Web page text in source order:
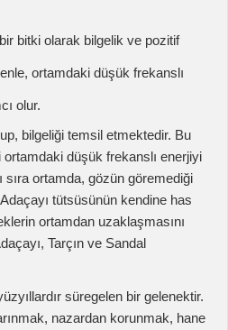
düşük frekanslı enerjiyi
tütsüsünün kendine has
ortamdan uzaklaşmasını
Tarçın ve Sandal
süregelen bir gelenektir.
nazardan korunmak, hane
yakarlar. Adaçayı
ve pozitif düşüncelere
benliğimize, bedenimize
negatif enerjiyi temizler ve
adaçayı tütsülemek oranın
Yeni mekanınız